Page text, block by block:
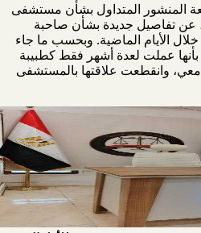
المنشور المتداول بشأن مستشفى
عن تفاصيل جديدة بشأن صاحبة
خلال الأيام الماضية. وبحسب ما جاء
عملت لعدة أشهر فقط كطبيبة
وانقطعت علاقتها بالمستشفى